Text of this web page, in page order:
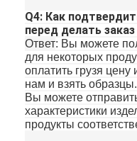
Q4: Как
перед делать
Ответ: Вы можете
для некоторых
оплатить грузя
нам и взять образцы.
Вы можете
характеристики
продукты